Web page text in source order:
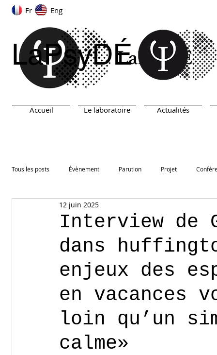
Fr Eng
LaPsyDÉ
Accueil Le laboratoire Actualités
Tous les posts Évènement Parution Projet
TEST Prix
Interview de
dans
enjeux des
en vacances
loin qu’un
calme»
12 juin 2025